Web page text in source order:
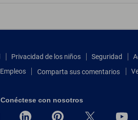
Privacidad de los niños Seguridad
Empleos Comparta sus comentarios
Conéctese con nosotros